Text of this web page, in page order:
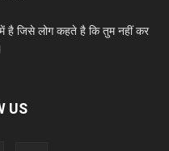
है जिसे लोग कहते है कि तुम नहीं कर
US